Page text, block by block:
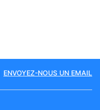
ENVOYEZ-NOUS UN EMAIL